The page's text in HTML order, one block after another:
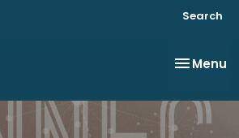
Search
Toggle
Menu